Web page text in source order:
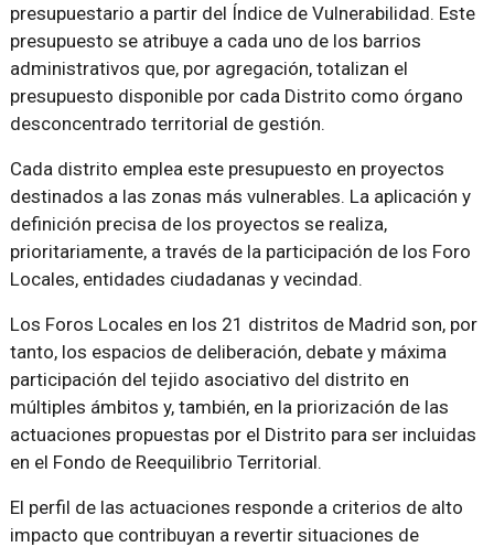
presupuestario a partir del Índice de Vulnerabilidad. Este
presupuesto se atribuye a cada uno de los barrios
administrativos que, por agregación, totalizan el
presupuesto disponible por cada Distrito como órgano
desconcentrado territorial de gestión.
Cada distrito emplea este presupuesto en proyectos
destinados a las zonas más vulnerables. La aplicación y
definición precisa de los proyectos se realiza,
prioritariamente, a través de la participación de los Foro
Locales, entidades ciudadanas y vecindad.
Los Foros Locales en los 21 distritos de Madrid son, por
tanto, los espacios de deliberación, debate y máxima
participación del tejido asociativo del distrito en
múltiples ámbitos y, también, en la priorización de las
actuaciones propuestas por el Distrito para ser incluidas
en el Fondo de Reequilibrio Territorial.
El perfil de las actuaciones responde a criterios de alto
impacto que contribuyan a revertir situaciones de